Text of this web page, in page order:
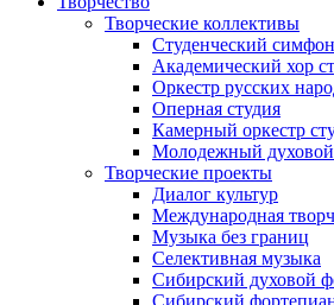
Творческие коллективы
Студенческий
Академический хор
Оркестр русских
Оперная студия
Камерный оркестр
Молодежный духовой
Творческие проекты
Диалог культур
Международная
Музыка без границ
Селективная музыка
Сибирский духовой
Сибирский